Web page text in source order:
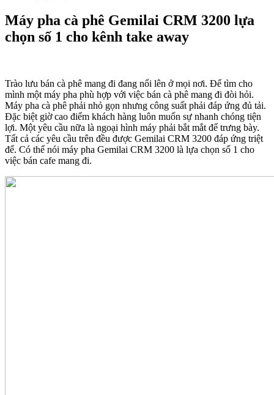
Máy pha cà phê Gemilai CRM 3200 lựa
chọn số 1 cho kênh take away
Trào lưu bán cà phê mang đi đang nổi lên ở mọi nơi. Để tìm cho
mình một máy pha phù hợp với việc bán cà phê mang đi đòi hỏi.
Máy pha cà phê phải nhỏ gọn nhưng công suất phải đáp ứng đủ tải.
Đặc biệt giờ cao điểm khách hàng luôn muốn sự nhanh chóng tiện
lợi. Một yêu cầu nữa là ngoại hình máy phải bắt mắt để trưng bày.
Tất cả các yêu cầu trên đều được Gemilai CRM 3200 đáp ứng triệt
để. Có thể nói máy pha Gemilai CRM 3200 là lựa chọn số 1 cho
việc bán cafe mang đi.